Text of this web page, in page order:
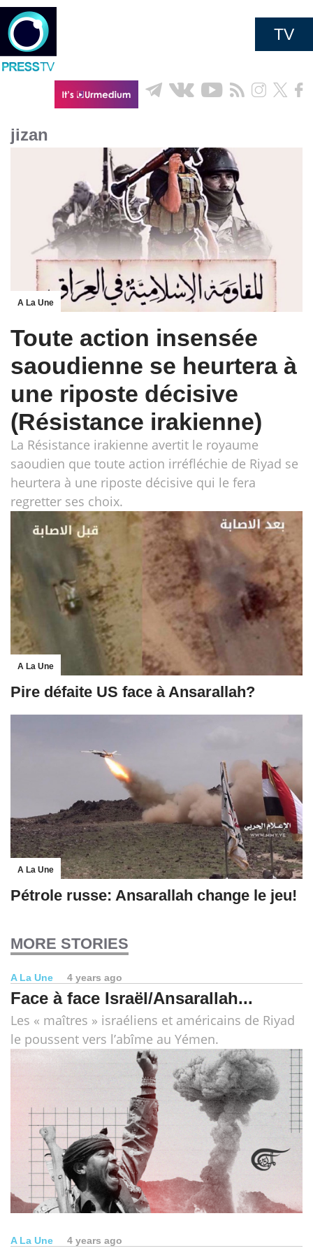
TV
jizan
A La Une
Toute action insensée
saoudienne se heurtera à
une riposte décisive
(Résistance irakienne)
La Résistance irakienne avertit le royaume
saoudien que toute action irréfléchie de Riyad se
heurtera à une riposte décisive qui le fera
regretter ses choix.
A La Une
Pire défaite US face à Ansarallah?
A La Une
Pétrole russe: Ansarallah change le jeu!
MORE STORIES
A La Une 4 years ago
Face à face Israël/Ansarallah...
Les « maîtres » israéliens et américains de Riyad
le poussent vers l’abîme au Yémen.
A La Une 4 years ago